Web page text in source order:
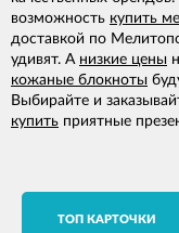
возможность купить
доставкой по
удивят. А низкие цены
кожаные блокноты
Выбирайте и
купить приятные
TОП КАРТОЧКИ